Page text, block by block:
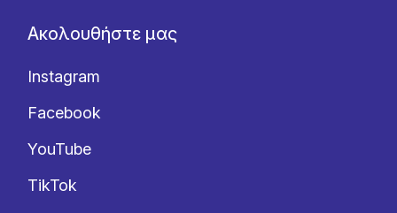
Ακολουθήστε μας
Instagram
Facebook
YouTube
TikTok